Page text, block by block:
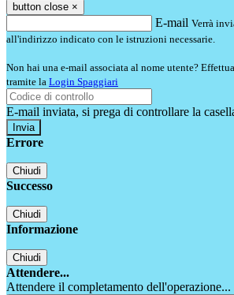
button close ×
E-mail Verrà
all'indirizzo indicato con le istruzioni necessarie.
Non hai una e-mail associata al nome utente?
tramite la Login Spaggiari
E-mail inviata, si prega di controllare la
Errore
Chiudi
Successo
Chiudi
Informazione
Chiudi
Attendere...
Attendere il completamento dell'operazione...